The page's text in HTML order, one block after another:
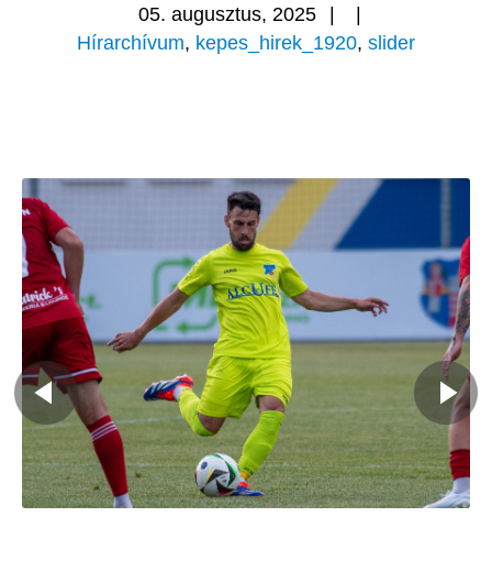
05. augusztus, 2025
Hírarchívum, kepes_hirek_1920, slider